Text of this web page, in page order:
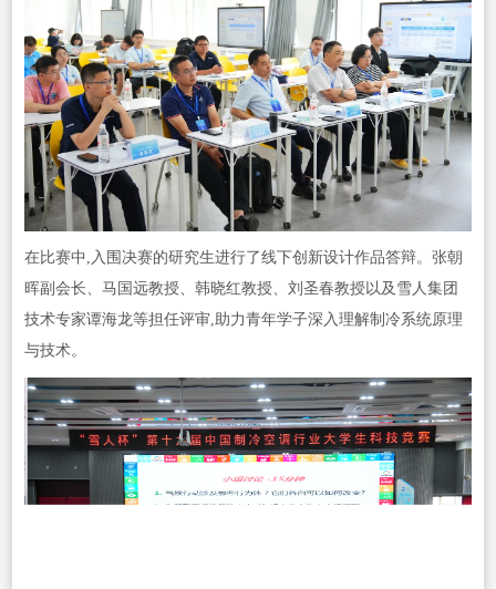
在比赛中,入围决赛的研究生进行了线下创新设计作品答辩。张朝
晖副会长、马国远教授、韩晓红教授、刘圣春教授以及雪人集团
技术专家谭海龙等担任评审,助力青年学子深入理解制冷系统原理
与技术。